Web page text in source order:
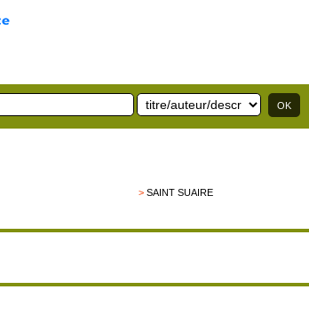
>SAINT SUAIRE